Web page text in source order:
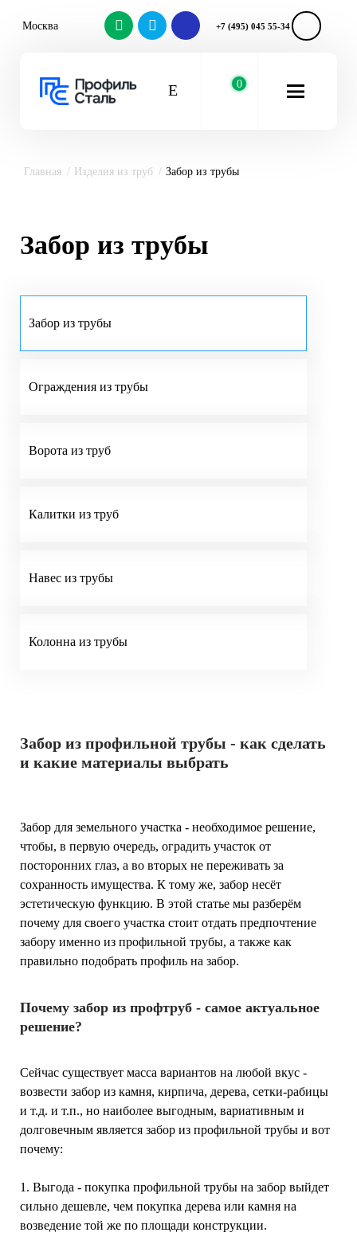
Москва +7 (495) 045 55-34
0
Главная Изделия из труб Забор из трубы
Забор из трубы
Забор из трубы
Ограждения из трубы
Ворота из труб
Калитки из труб
Навес из трубы
Колонна из трубы
Забор из профильной трубы - как сделать
и какие материалы выбрать
Забор для земельного участка - необходимое решение,
чтобы, в первую очередь, оградить участок от
посторонних глаз, а во вторых не переживать за
сохранность имущества. К тому же, забор несёт
эстетическую функцию. В этой статье мы разберём
почему для своего участка стоит отдать предпочтение
забору именно из профильной трубы, а также как
правильно подобрать профиль на забор.
Почему забор из профтруб - самое актуальное
решение?
Сейчас существует масса вариантов на любой вкус -
возвести забор из камня, кирпича, дерева, сетки-рабицы
и т.д. и т.п., но наиболее выгодным, вариативным и
долговечным является забор из профильной трубы и вот
почему:
1. Выгода - покупка профильной трубы на забор выйдет
сильно дешевле, чем покупка дерева или камня на
возведение той же по площади конструкции.